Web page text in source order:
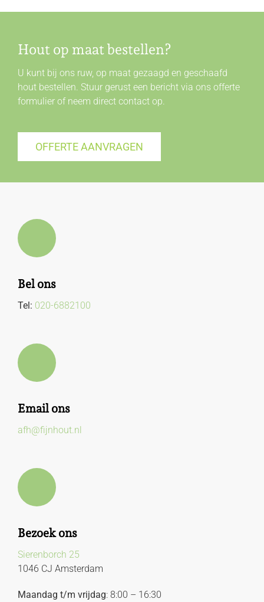
Hout op maat bestellen?
U kunt bij ons ruw, op maat gezaagd en geschaafd
hout bestellen. Stuur gerust een bericht via ons offerte
formulier of neem direct contactop.
OFFERTE AANVRAGEN
Bel ons
Tel: 020-6882100
Email ons
afh@fijnhout.nl
Bezoek ons
Sierenborch 25
1046 CJ Amsterdam
Maandag t/m vrijdag: 8:00 – 16:30